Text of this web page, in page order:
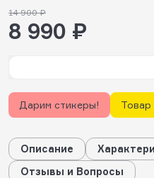
14 900 ₽
8 990 ₽
Дарим стикеры! Товар
Описание
Отзывы и Вопросы